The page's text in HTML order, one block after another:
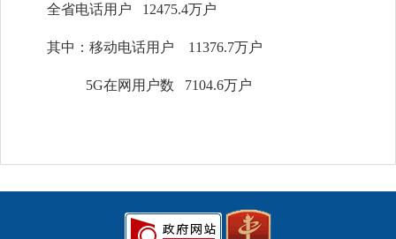
全省电话用户 12475.4万户
其中：移动电话用户 11376.7万户
5G在网用户数 7104.6万户